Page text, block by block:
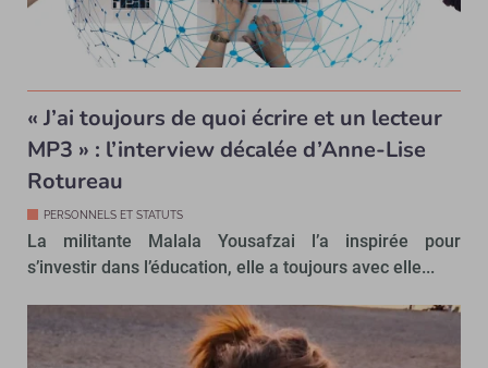
« J’ai toujours de quoi écrire et un lecteur
MP3 » : l’interview décalée d’Anne-Lise
Rotureau
PERSONNELS ET STATUTS
La militante Malala Yousafzai l’a inspirée pour
s’investir dans l’éducation, elle a toujours avec elle...